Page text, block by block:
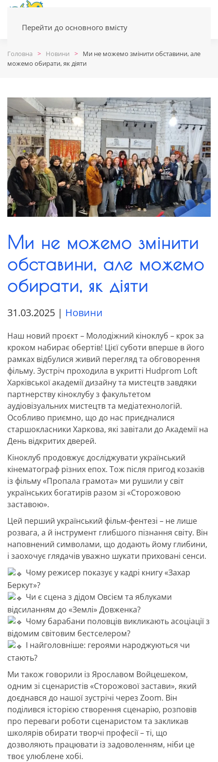
Перейти до основного вмісту
Головна Новини
Ми не можемо змінити обставини, але
можемо обирати, як діяти
Ми не можемо змінити
обставини, але можемо
обирати, як діяти
31.03.2025 | Новини
Наш новий проєкт – Молодіжний кіноклуб – крок за
кроком набирає обертів! Цієї суботи вперше в його
рамках відбулися живий перегляд та обговорення
фільму. Зустріч проходила в укритті Hudprom Loft
Харківської академії дизайну та мистецтв завдяки
партнерству кіноклубу з факультетом
аудіовізуальних мистецтв та медіатехнологій.
Особливо приємно, що до нас приєдналися
старшокласники Харкова, які завітали до Академії на
День відкритих дверей.
Кіноклуб продовжує досліджувати український
кінематограф різних епох. Тож після пригод козаків
із фільму «Пропала грамота» ми рушили у світ
українських богатирів разом зі «Сторожовою
заставою».
Цей перший український фільм-фентезі – не лише
розвага, а й інструмент глибшого пізнання світу. Він
наповнений символами, що додають йому глибини,
і заохочує глядачів уважно шукати приховані сенси.
Чому режисер показує у кадрі книгу «Захар
Беркут»?
Чи є сцена з дідом Овсієм та яблуками
відсиланням до «Землі» Довженка?
Чому барабани половців викликають асоціації з
відомим світовим бестселером?
І найголовніше: героями народжуються чи
стають?
Ми також говорили із Ярославом Войцешеком,
одним зі сценаристів «Сторожової застави», який
доєднався до нашої зустрічі через Zoom. Він
поділився історією створення сценарію, розповів
про переваги роботи сценаристом та закликав
школярів обирати творчі професії – ті, що
дозволяють працювати із задоволенням, ніби це
твоє улюблене хобі.